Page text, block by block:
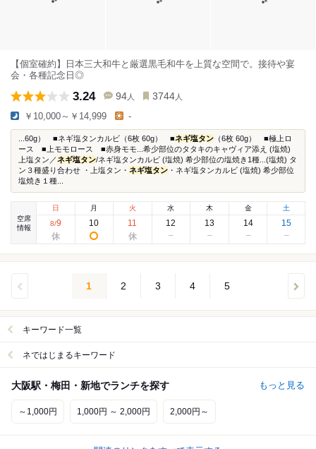
【個室確約】日本三大和牛と厳選黒毛和牛を上質な空間で。接待や宴
会・各種記念日◎
3.24 94 人 3744 人
￥10,000～￥14,999 -
...60g） ■ネギ塩タンカルビ（6枚 60g） ■ネギ塩タン （6枚 60g） ■極上ロ
ース ■上モモロース ■赤身モモ...希少部位のタタキのキャヴィア添え (塩焼)
上塩タン／ネギ塩タン/ネギ塩タンカルビ (塩焼) 希少部位の塩焼き1種...(塩焼) タ
ン３種盛り合わせ ・上塩タン・ ネギ塩タン ・ネギ塩タンカルビ (塩焼) 希少部位
塩焼き１種...
空席
情報
日
8/9
月
10
火
11
水
12
木
13
金
14
土
15
1 2 3 4 5
キーワード一覧
ネではじまるキーワード
大阪駅・梅田・新地でランチを探す もっと見る
～1,000円 1,000円 ～ 2,000円 2,000円～